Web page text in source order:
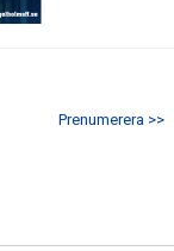
Prenumerera >>